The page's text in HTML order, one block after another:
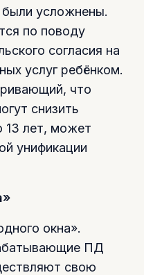
были усложнены.
по поводу
согласия на
услуг ребёнком.
что
снизить
13 лет, может
унификации
окна».
ПД
свою